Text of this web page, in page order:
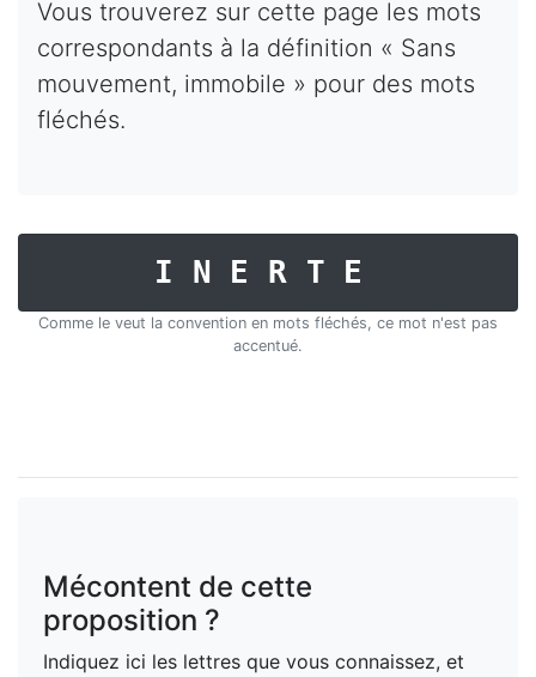
Vous trouverez sur cette page les mots
correspondants à la définition « Sans
mouvement, immobile » pour des mots
fléchés.
INERTE
Comme le veut la convention en mots fléchés, ce mot n'est pas
accentué.
Mécontent de cette
proposition ?
Indiquez ici les lettres que vous connaissez, et